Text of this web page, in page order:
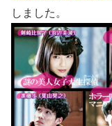
しました。